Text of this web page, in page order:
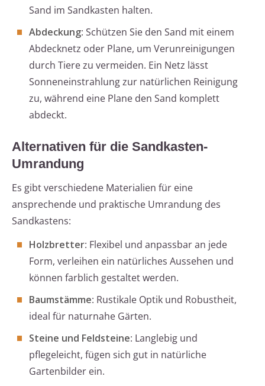
Sand im Sandkasten halten.
Abdeckung: Schützen Sie den Sand mit einem
Abdecknetz oder Plane, um Verunreinigungen
durch Tiere zu vermeiden. Ein Netz lässt
Sonneneinstrahlung zur natürlichen Reinigung
zu, während eine Plane den Sand komplett
abdeckt.
Alternativen für die Sandkasten-
Umrandung
Es gibt verschiedene Materialien für eine
ansprechende und praktische Umrandung des
Sandkastens:
Holzbretter: Flexibel und anpassbar an jede
Form, verleihen ein natürliches Aussehen und
können farblich gestaltet werden.
Baumstämme: Rustikale Optik und Robustheit,
ideal für naturnahe Gärten.
Steine und Feldsteine: Langlebig und
pflegeleicht, fügen sich gut in natürliche
Gartenbilder ein.